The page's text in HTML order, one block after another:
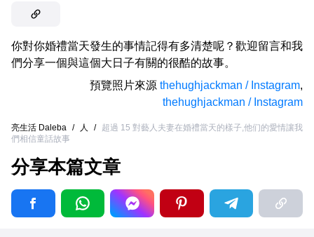
你對你婚禮當天發生的事情記得有多清楚呢？歡迎留言和我
們分享一個與這個大日子有關的很酷的故事。
預覽照片來源 thehughjackman / Instagram,
thehughjackman / Instagram
亮生活 Daleba / 人 /
超過 15 對藝人夫妻在婚禮當天的樣子,他们的愛情讓我
們相信童話故事
分享本篇文章